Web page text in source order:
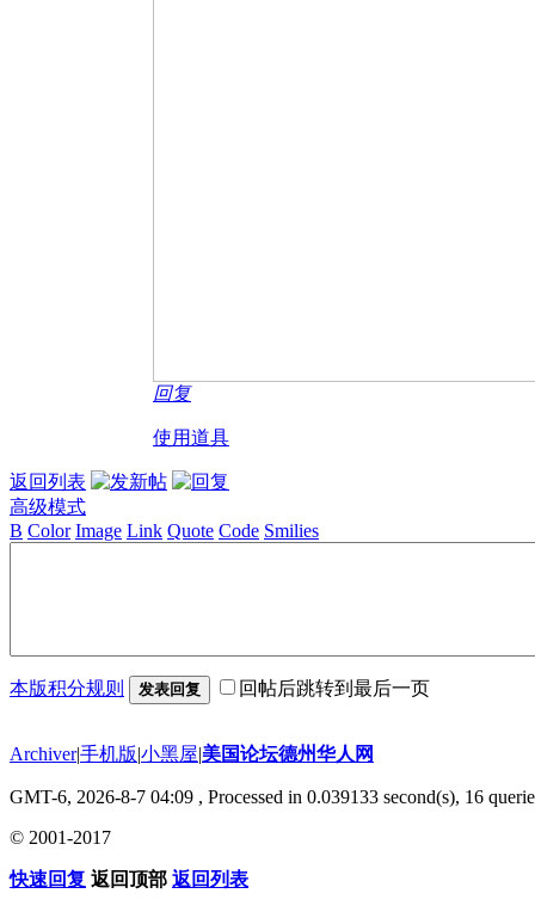
回复
使用道具
返回列表
高级模式
B Color Image Link Quote Code Smilies
本版积分规则 发表回复 回帖后跳转到最后一页
Archiver|手机版|小黑屋|美国论坛德州华人网
GMT-6, 2026-8-7 04:09 , Processed in 0.039133 second(s), 16
© 2001-2017
快速回复 返回顶部 返回列表